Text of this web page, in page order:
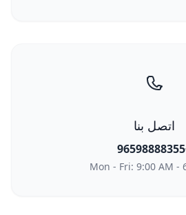
اتصل بنا
Mon - Fri: 9:00 AM -